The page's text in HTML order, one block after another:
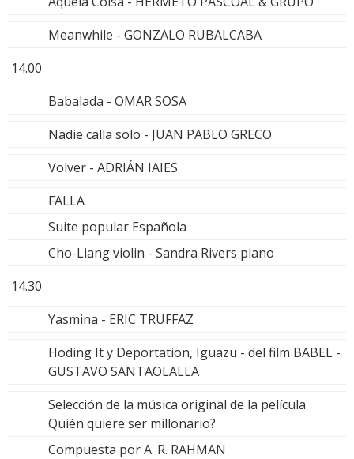
Meanwhile - GONZALO RUBALCABA
14.00
Babalada - OMAR SOSA
Nadie calla solo - JUAN PABLO GRECO
Volver - ADRIÁN IAIES
FALLA
Suite popular Española
Cho-Liang violin - Sandra Rivers piano
14.30
Yasmina - ERIC TRUFFAZ
Hoding It y Deportation, Iguazu - del film BABEL -
GUSTAVO SANTAOLALLA
Selección de la música original de la película
Quién quiere ser millonario?
Compuesta por A. R. RAHMAN